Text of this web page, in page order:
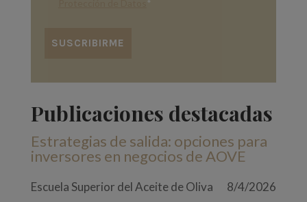
*
Publicaciones destacadas
Estrategias de salida: opciones para
inversores en negocios de AOVE
Escuela Superior del Aceite de Oliva 8/4/2026